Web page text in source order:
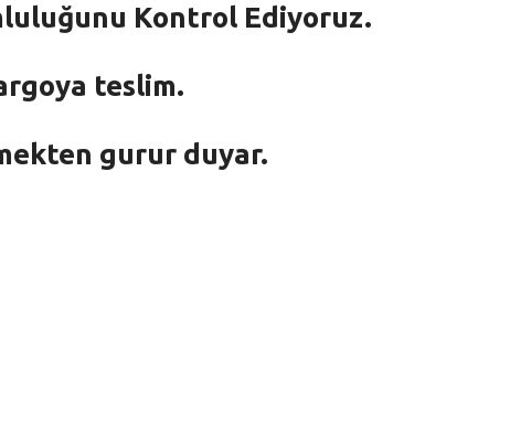
Kontrol Ediyoruz.
teslim.
gurur duyar.